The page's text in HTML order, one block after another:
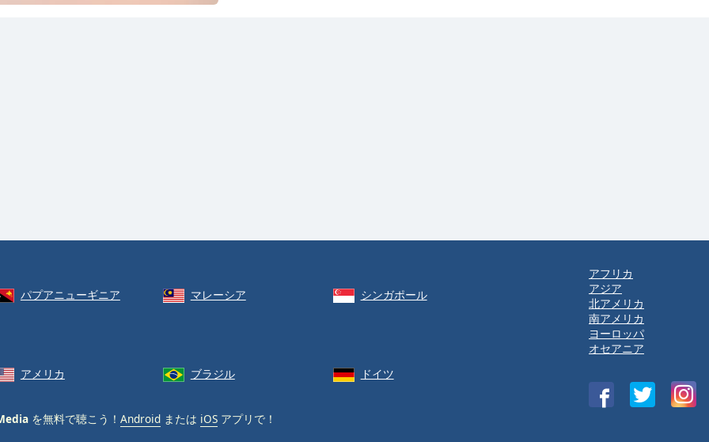
パプアニューギニア マレーシア
シンガポール
アメリカ ブラジル ドイツ
を無料で聴こう！ Android または iOS アプリで！
アフリカ
アジア
北アメリカ
南アメリカ
ヨーロッパ
オセアニア